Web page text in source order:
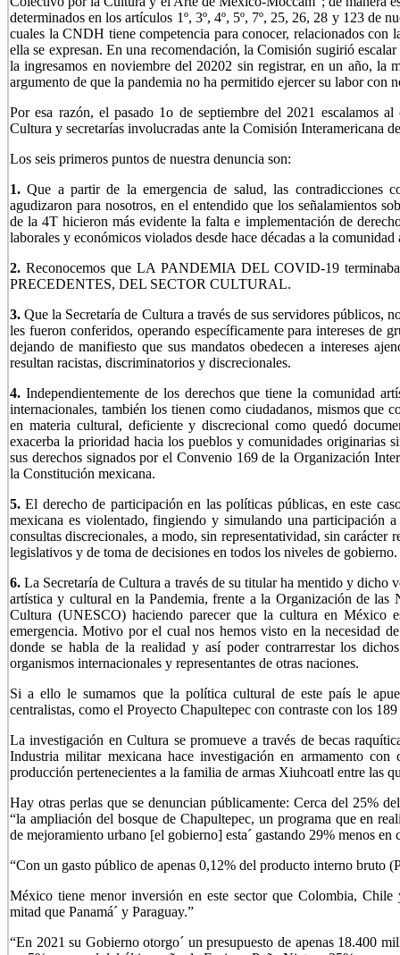
determinados en los artículos 1º, 3º, 4º, 5º, 7º, 25, 26, 28 y 123 de
cuales la CNDH tiene competencia para conocer, relacionados con
ella se expresan. En una recomendación, la Comisión sugirió
la ingresamos en noviembre del 20202 sin registrar, en un año, la
argumento de que la pandemia no ha permitido ejercer su labor con
Por esa razón, el pasado 1o de septiembre del 2021 escalamos
Cultura y secretarías involucradas ante la Comisión Interamericana
Los seis primeros puntos de nuestra denuncia son:
1.Que a partir de la emergencia de salud, las contradicciones
agudizaron para nosotros, en el entendido que los señalamientos
de la 4T hicieron más evidente la falta e implementación de
laborales y económicos violados desde hace décadas a la
2. Reconocemos que LA PANDEMIA DEL COVID-19
PRECEDENTES, DEL SECTOR CULTURAL.
3.Que la Secretaría de Cultura a través de sus servidores públicos,
les fueron conferidos, operando específicamente para intereses de
dejando de manifiesto que sus mandatos obedecen a intereses
resultan racistas, discriminatorios y discrecionales.
4. Independientemente de los derechos que tiene la comunidad
internacionales, también los tienen como ciudadanos, mismos que
en materia cultural, deficiente y discrecional como quedó
exacerba la prioridad hacia los pueblos y comunidades originarias
sus derechos signados por el Convenio 169 de la Organización
la Constitución mexicana.
5.El derecho de participación en las políticas públicas, en este
mexicana es violentado, fingiendo y simulando una participación
consultas discrecionales, a modo, sin representatividad, sin
legislativos y de toma de decisiones en todos los niveles de gobierno.
6.La Secretaría de Cultura a través de su titular ha mentido y dicho
artística y cultural en la Pandemia, frente a la Organización de
Cultura (UNESCO) haciendo parecer que la cultura en México
emergencia. Motivo por el cual nos hemos visto en la necesidad
donde se habla de la realidad y así poder contrarrestar los
organismos internacionales y representantes de otras naciones.
Si a ello le sumamos que la política cultural de este país le
centralistas, como el Proyecto Chapultepec con contraste con los
La investigación en Cultura se promueve a través de becas
Industria militar mexicana hace investigación en armamento
producción pertenecientes a la familia de armas Xiuhcoatl entre las
Hay otras perlas que se denuncian públicamente: Cerca del 25%
“la ampliación del bosque de Chapultepec, un programa que en
de mejoramiento urbano [el gobierno] esta´ gastando 29% menos
“Con un gasto público de apenas 0,12% del producto interno bruto
México tiene menor inversión en este sector que Colombia,
mitad que Panamá´ y Paraguay.”
“En 2021 su Gobierno otorgo´ un presupuesto de apenas 18.400